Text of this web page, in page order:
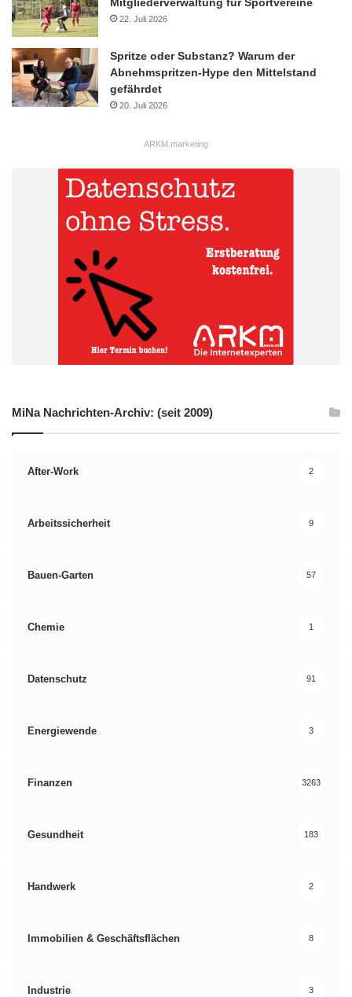
22. Juli 2026
Spritze oder Substanz? Warum der
Abnehmspritzen-Hype den Mittelstand
gefährdet
20. Juli 2026
ARKM.marketing
MiNa Nachrichten-Archiv: (seit 2009)
After-Work 2
Arbeitssicherheit 9
Bauen-Garten 57
Chemie 1
Datenschutz 91
Energiewende 3
Finanzen 3263
Gesundheit 183
Handwerk 2
Immobilien & Geschäftsflächen 8
Industrie 3